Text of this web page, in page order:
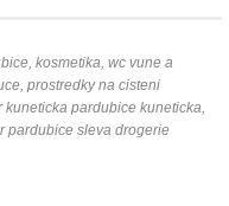
kosmetika, wc vune a
prostredky na cisteni
pardubice kuneticka,
pardubice sleva drogerie